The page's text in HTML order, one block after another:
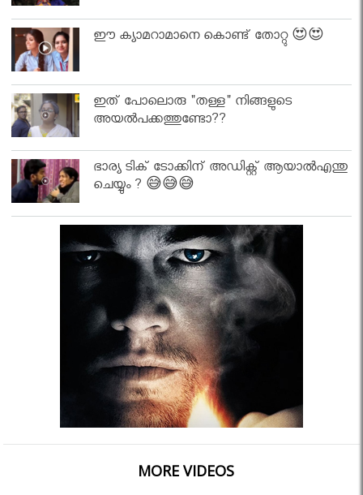
ഈ ക്യാമറാമാനെ കൊണ്ട് തോറ്റു 😍😍
ഇത് പോലൊരു "തള്ള" നിങ്ങളുടെ
അയല്‍പക്കത്തുണ്ടോ??
ഭാര്യ ടിക് ടോക്കിന് അഡിക്റ്റ് ആയാൽഎന്തു
ചെയ്യും ? 😅😅😅
MORE VIDEOS